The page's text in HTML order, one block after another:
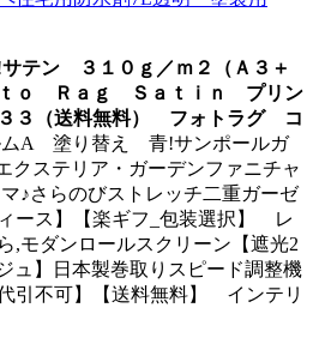
サテン ３１０ｇ／ｍ２（Ａ３＋
ｔｏ Ｒａｇ Ｓａｔｉｎ プリン
３（送料無料） フォトラグ コ
ムA 塗り替え 青!サンポールガ
ステリア・ガーデンファニチャ
♪さらのびストレッチ二重ガーゼ
ース】【楽ギフ_包装選択】 レ
,モダンロールスクリーン【遮光2
ュ】日本製巻取りスピード調整機
引不可】【送料無料】 インテリ